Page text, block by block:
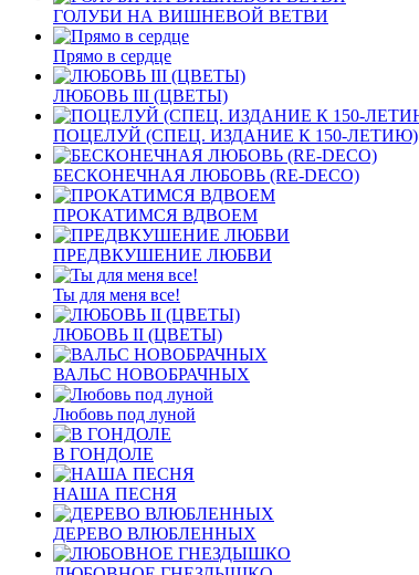
ГОЛУБИ НА ВИШНЕВОЙ ВЕТВИ
Прямо в сердце
ЛЮБОВЬ III (ЦВЕТЫ)
ПОЦЕЛУЙ (СПЕЦ. ИЗДАНИЕ К 150-ЛЕТИЮ)
БЕСКОНЕЧНАЯ ЛЮБОВЬ (RE-DECO)
ПРОКАТИМСЯ ВДВОЕМ
ПРЕДВКУШЕНИЕ ЛЮБВИ
Ты для меня все!
ЛЮБОВЬ II (ЦВЕТЫ)
ВАЛЬС НОВОБРАЧНЫХ
Любовь под луной
В ГОНДОЛЕ
НАША ПЕСНЯ
ДЕРЕВО ВЛЮБЛЕННЫХ